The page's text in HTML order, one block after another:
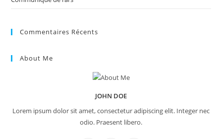
Commentaires Récents
About Me
JOHN DOE
Lorem ipsum dolor sit amet, consectetur adipiscing elit. Integer nec
odio. Praesent libero.